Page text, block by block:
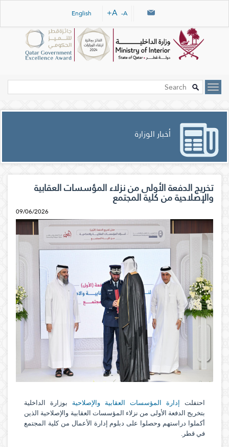
Skip navigation links
A-
A+
English
أخبار الوزارة
تخريج الدفعة الأولى من نزلاء المؤسسات العقابية
والإصلاحية من كلية المجتمع
09/06/2026
احتفلت إدارة المؤسسات العقابية والإصلاحية بوزارة الداخلية
بتخريج الدفعة الأولى من نزلاء المؤسسات العقابية والإصلاحية الذين
أكملوا دراستهم وحصلوا على دبلوم إدارة الأعمال من كلية المجتمع
في قطر.